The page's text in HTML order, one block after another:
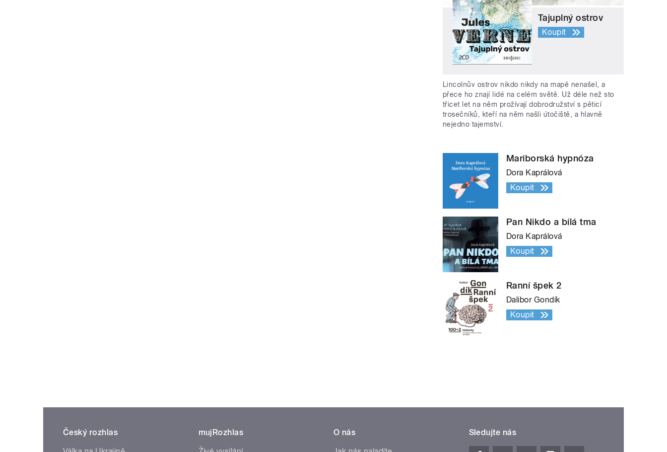
Tajuplný ostrov
Koupit
Lincolnův ostrov nikdo nikdy na mapě nenašel, a
přece ho znají lidé na celém světě. Už déle než sto
třicet let na něm prožívají dobrodružství s pěticí
trosečníků, kteří na něm našli útočiště, a hlavně
nejedno tajemství.
Mariborská hypnóza
Dora Kaprálová
Koupit
Pan Nikdo a bílá tma
Dora Kaprálová
Koupit
Ranní špek 2
Dalibor Gondík
Koupit
Český rozhlas
mujRozhlas
O nás
Sledujte nás